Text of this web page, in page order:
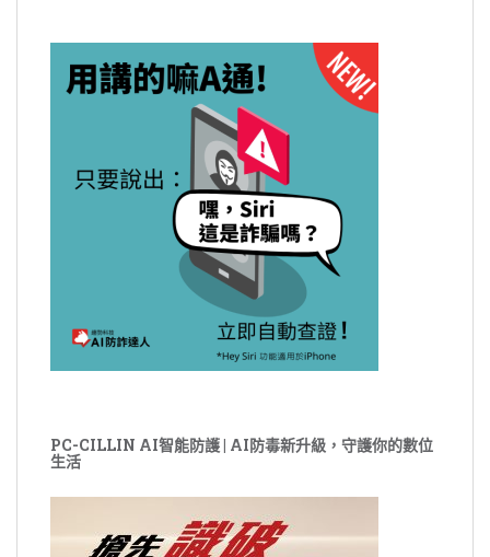
PC-CILLIN AI智能防護 | AI防毒新升級，守護你的數位
生活